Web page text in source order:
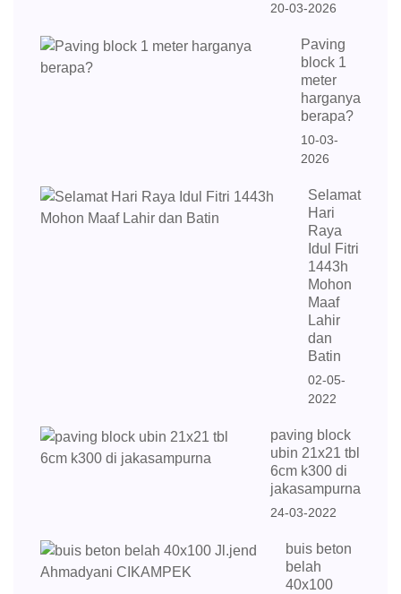
20-03-2026
Paving
block 1
meter
harganya
berapa?
10-03-
2026
Selamat
Hari
Raya
Idul Fitri
1443h
Mohon
Maaf
Lahir
dan
Batin
02-05-
2022
paving block
ubin 21x21 tbl
6cm k300 di
jakasampurna
24-03-2022
buis beton
belah
40x100